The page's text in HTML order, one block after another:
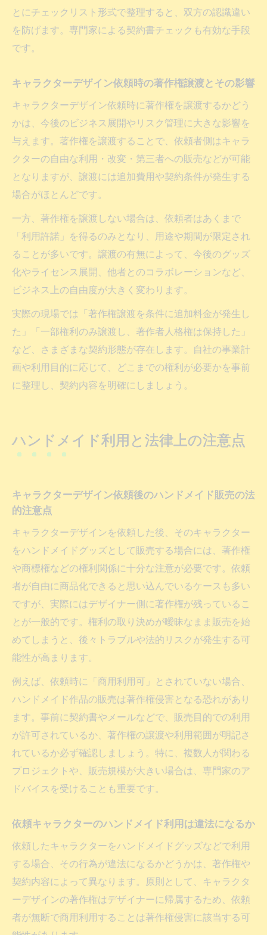
とにチェックリスト形式で整理すると、双方の認識違い
を防げます。専門家による契約書チェックも有効な手段
です。
キャラクターデザイン依頼時の著作権譲渡とその影響
キャラクターデザイン依頼時に著作権を譲渡するかどう
かは、今後のビジネス展開やリスク管理に大きな影響を
与えます。著作権を譲渡することで、依頼者側はキャラ
クターの自由な利用・改変・第三者への販売などが可能
となりますが、譲渡には追加費用や契約条件が発生する
場合がほとんどです。
一方、著作権を譲渡しない場合は、依頼者はあくまで
「利用許諾」を得るのみとなり、用途や期間が限定され
ることが多いです。譲渡の有無によって、今後のグッズ
化やライセンス展開、他者とのコラボレーションなど、
ビジネス上の自由度が大きく変わります。
実際の現場では「著作権譲渡を条件に追加料金が発生し
た」「一部権利のみ譲渡し、著作者人格権は保持した」
など、さまざまな契約形態が存在します。自社の事業計
画や利用目的に応じて、どこまでの権利が必要かを事前
に整理し、契約内容を明確にしましょう。
ハンドメイド利用と法律上の注意点
キャラクターデザイン依頼後のハンドメイド販売の法
的注意点
キャラクターデザインを依頼した後、そのキャラクター
をハンドメイドグッズとして販売する場合には、著作権
や商標権などの権利関係に十分な注意が必要です。依頼
者が自由に商品化できると思い込んでいるケースも多い
ですが、実際にはデザイナー側に著作権が残っているこ
とが一般的です。権利の取り決めが曖昧なまま販売を始
めてしまうと、後々トラブルや法的リスクが発生する可
能性が高まります。
例えば、依頼時に「商用利用可」とされていない場合、
ハンドメイド作品の販売は著作権侵害となる恐れがあり
ます。事前に契約書やメールなどで、販売目的での利用
が許可されているか、著作権の譲渡や利用範囲が明記さ
れているか必ず確認しましょう。特に、複数人が関わる
プロジェクトや、販売規模が大きい場合は、専門家のア
ドバイスを受けることも重要です。
依頼キャラクターのハンドメイド利用は違法になるか
依頼したキャラクターをハンドメイドグッズなどで利用
する場合、その行為が違法になるかどうかは、著作権や
契約内容によって異なります。原則として、キャラクタ
ーデザインの著作権はデザイナーに帰属するため、依頼
者が無断で商用利用することは著作権侵害に該当する可